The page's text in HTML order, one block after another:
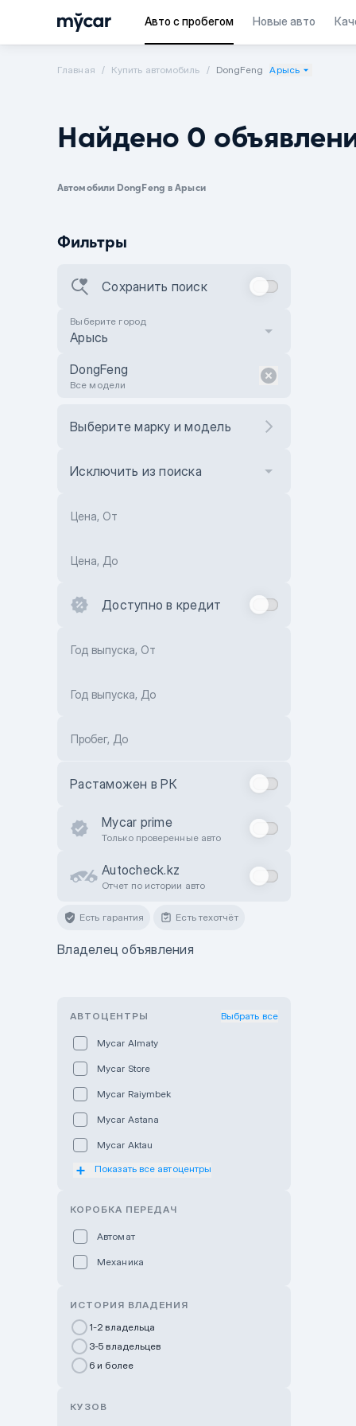
Авто с пробегом Новые авто
Главная Купить автомобиль DongFeng Арысь
Найдено 0
Автомобили DongFeng в Арыси
Фильтры
Сохранить поиск
Выберите город
Арысь
DongFeng
Все модели
Выберите марку и модель
Исключить из поиска
Цена, От
Цена, До
Доступно в кредит
Год выпуска, От
Год выпуска, До
Пробег, До
Растаможен в РК
Mycar prime
Только проверенные авто
Autocheck.kz
Отчет по истории авто
Есть гарантия Есть техотчёт
Владелец объявления
АВТОЦЕНТРЫ Выбрать все
Mycar Almaty
Mycar Store
Mycar Raiymbek
Mycar Astana
Mycar Aktau
Mycar Uralsk
GWM Nurly Zhol
Chery Astana
Показать все автоцентры
КОРОБКА ПЕРЕДАЧ
Автомат
Механика
ИСТОРИЯ ВЛАДЕНИЯ
1-2 владельца
3-5 владельцев
6 и более
КУЗОВ